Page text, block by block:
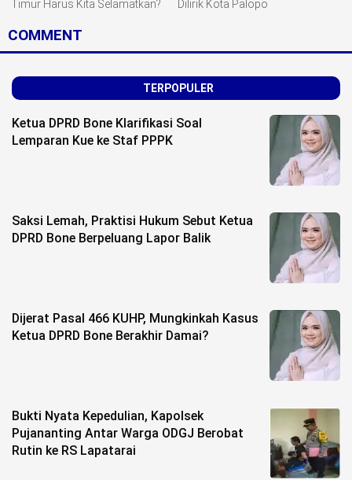
Timur Harus Kita Selamatkan?
Dilirik Kota Palopo
COMMENT
TERPOPULER
Ketua DPRD Bone Klarifikasi Soal
Lemparan Kue ke Staf PPPK
Saksi Lemah, Praktisi Hukum Sebut Ketua
DPRD Bone Berpeluang Lapor Balik
Dijerat Pasal 466 KUHP, Mungkinkah Kasus
Ketua DPRD Bone Berakhir Damai?
Bukti Nyata Kepedulian, Kapolsek
Pujananting Antar Warga ODGJ Berobat
Rutin ke RS Lapatarai